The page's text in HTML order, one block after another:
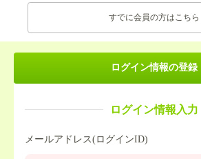
すでに会員の方はこちら
ログイン情報の登録
ログイン情報入力
メールアドレス(ログインID)